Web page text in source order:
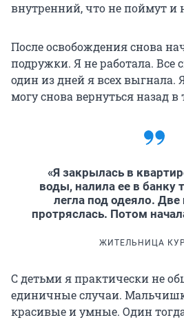
внутренний, что не поймут и
После освобождения снова
подружки. Я не работала. Все
один из дней я всех выгнала.
могу снова вернуться назад
«Я закрылась в
воды, налила ее в банку
легла под одеяло. Две
протряслась. Потом
ЖИТЕЛЬНИЦА
С детьми я практически не
единичные случаи.
красивые и умные. Один